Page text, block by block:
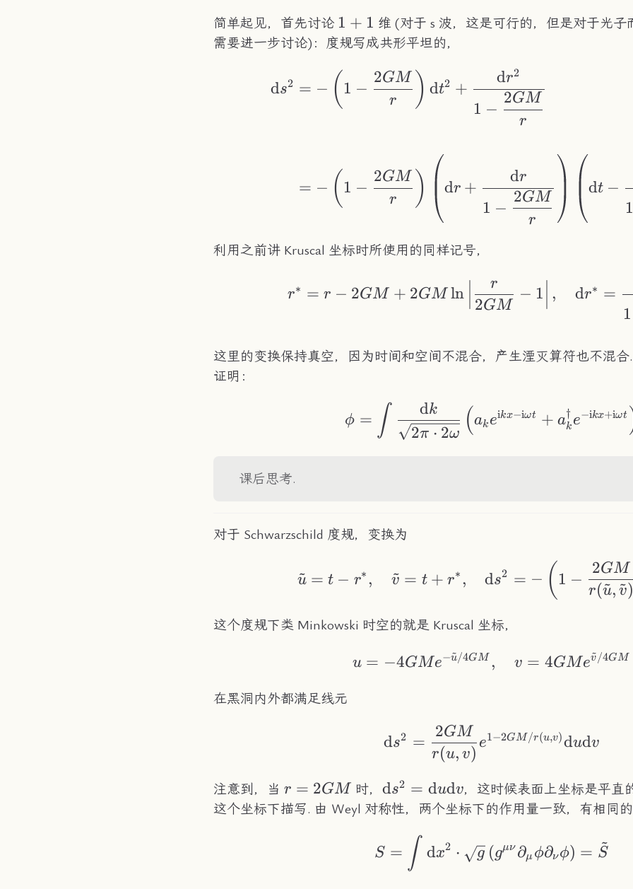
简单起见，首先讨论 1+1
1 + 1 维 (对于 s 波，这是可行的，但是对于光子
需要进一步讨论)：度规写成共形平坦的，
\begin{aligned}
ds2 = − ( 1 −
r
2GM ) dt2 +
1 −
r
2GM
dr2
= − ( 1 −
r
2GM ) dr +
1 −
r
2GM
dr
dt −
1
利用之前讲 Kruscal 坐标时所使用的同样记号，
\begin{aligned}
r∗ = r − 2GM + 2GM ln
2GM
r
− 1 , dr∗ =
1
这里的变换保持真空，因为时间和空间不混合，产生湮灭算符也不混
证明：
\phi =
ϕ = ∫ 2π ⋅ 2ω
dk (akeikx−iωt + ak
†
e−ikx+iωt
课后思考.
对于 Schwarzschild 度规，变换为
\tilde u = t-
u
~ = t − r∗ , v
~ = t + r∗ , ds2 = − ( 1 −
r(u
~, v
~)
2GM
这个度规下类 Minkowski 时空的就是 Kruscal 坐标，
u=-4GMe^{-\tilde
u = −4GMe−u
~/4GM , v = 4GMev
~/4GM
在黑洞内外都满足线元
\mathrm{d}s^2 =
ds2 =
r(u, v)
2GM
e1 −2GM /r(u,v)dudv
注意到，当 r=2GM
r = 2GM 时， ds2 = dudv，这时候表面上坐标是平直
这个坐标下描写. 由 Weyl 对称性，两个坐标下的作用量一致，有相同的
S =
S = ∫ dx2 ⋅ g (gμν ∂μ ϕ∂ν ϕ) = S
~